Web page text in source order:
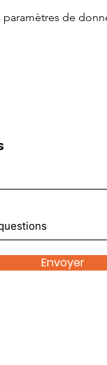
de
Envoyer